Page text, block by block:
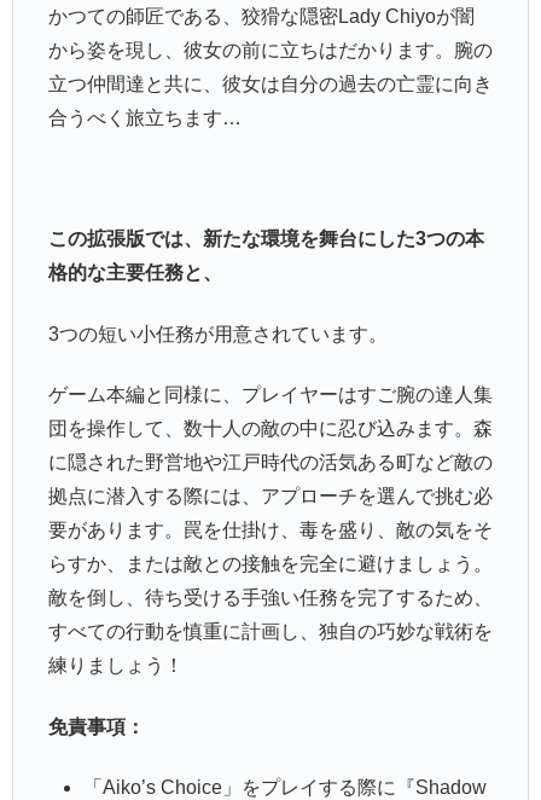
かつての師匠である、狡猾な隠密Lady Chiyoが闇
から姿を現し、彼女の前に立ちはだかります。腕の
立つ仲間達と共に、彼女は自分の過去の亡霊に向き
合うべく旅立ちます…
この拡張版では、新たな環境を舞台にした3つの本
格的な主要任務と、
3つの短い小任務が用意されています。
ゲーム本編と同様に、プレイヤーはすご腕の達人集
団を操作して、数十人の敵の中に忍び込みます。森
に隠された野営地や江戸時代の活気ある町など敵の
拠点に潜入する際には、アプローチを選んで挑む必
要があります。罠を仕掛け、毒を盛り、敵の気をそ
らすか、または敵との接触を完全に避けましょう。
敵を倒し、待ち受ける手強い任務を完了するため、
すべての行動を慎重に計画し、独自の巧妙な戦術を
練りましょう！
免責事項：
「Aiko’s Choice」をプレイする際に『Shadow